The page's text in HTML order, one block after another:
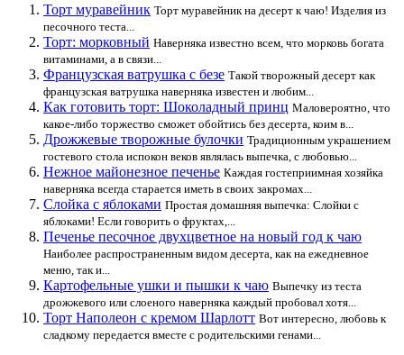
Торт муравейник Торт муравейник на десерт к чаю! Изделия из
песочного теста...
Торт: морковный Наверняка известно всем, что морковь богата
витаминами, а в связи...
Французская ватрушка с безе Такой творожный десерт как
французская ватрушка наверняка известен и любим...
Как готовить торт: Шоколадный принц Маловероятно, что
какое-либо торжество сможет обойтись без десерта, коим в...
Дрожжевые творожные булочки Традиционным украшением
гостевого стола испокон веков являлась выпечка, с любовью...
Нежное майонезное печенье Каждая гостеприимная хозяйка
наверняка всегда старается иметь в своих закромах...
Слойка с яблоками Простая домашняя выпечка: Слойки с
яблоками! Если говорить о фруктах,...
Печенье песочное двухцветное на новый год к чаю
Наиболее распространенным видом десерта, как на ежедневное
меню, так и...
Картофельные ушки и пышки к чаю Выпечку из теста
дрожжевого или слоеного наверняка каждый пробовал хотя...
Торт Наполеон с кремом Шарлотт Вот интересно, любовь к
сладкому передается вместе с родительскими генами...